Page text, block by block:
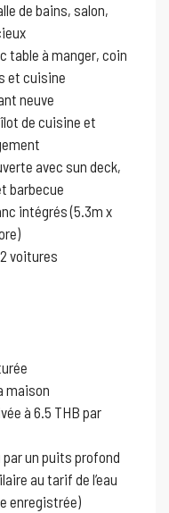
de bains, salon,
table à manger, coin
et cuisine
neuve
de cuisine et
avec sun deck,
barbecue
intégrés (5.3m x
voitures
maison
à 6.5 THB par
un puits profond
au tarif de l’eau
enregistrée)